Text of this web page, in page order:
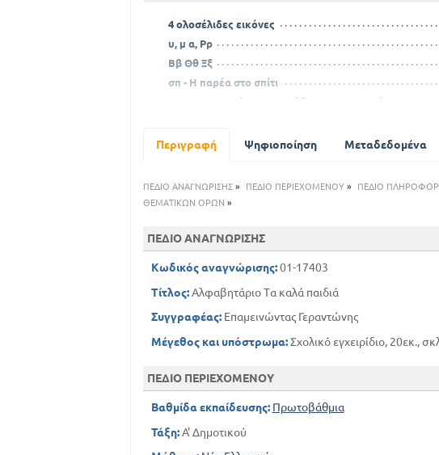
4 ολοσέλιδες εικόνες
υ, μ α, Ρρ
Ββ Θθ Ξξ
σπ - Η παρέα στο σπίτι
οι = ι . Η οικογένεια ετοιμάζεται για φαγητό
Το κατσικάκι
Η γιορτή του πατέρα
Στο μύλο
Ο Λύκος που έγινε τσοπανος
Περιγραφή Ψηφιοποίηση Μεταδεδομένα
ΠΕΔΙΟ ΑΝΑΓΝΩΡΙΣΗΣ» ΠΕΔΙΟ ΠΕΡΙΕΧΟΜΕΝΟΥ» ΠΕΔΙΟ
ΘΕΜΑΤΙΚΩΝ ΟΡΩΝ »
ΠΕΔΙΟ ΑΝΑΓΝΩΡΙΣΗΣ
Κωδικός αναγνώρισης:01-17403
Τίτλος:Αλφαβητάριο Τα καλά παιδιά
Συγγραφέας:Επαμεινώντας Γεραντώνης
Μέγεθος και υπόστρωμα:Σχολικό εγχειρίδιο, 20εκ.,
ΠΕΔΙΟ ΠΕΡΙΕΧΟΜΕΝΟΥ
Βαθμίδα εκπαίδευσης: Πρωτοβάθμια
Τάξη:Α' Δημοτικού